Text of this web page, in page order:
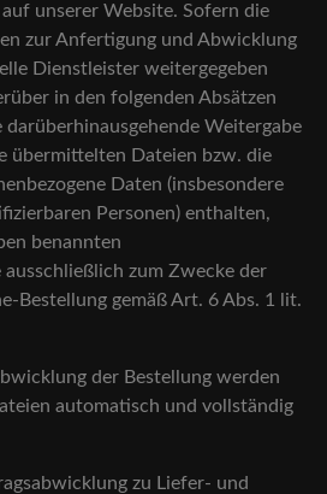
unserer Website. Sofern die
zur Anfertigung und Abwicklung
Dienstleister weitergegeben
in den folgenden Absätzen
Weitergabe
übermittelten Dateien bzw. die
Daten (insbesondere
Personen) enthalten,
benannten
zum Zwecke der
Bestellung gemäß Art. 6 Abs. 1 lit.
der Bestellung werden
automatisch und vollständig
zu Liefer- und